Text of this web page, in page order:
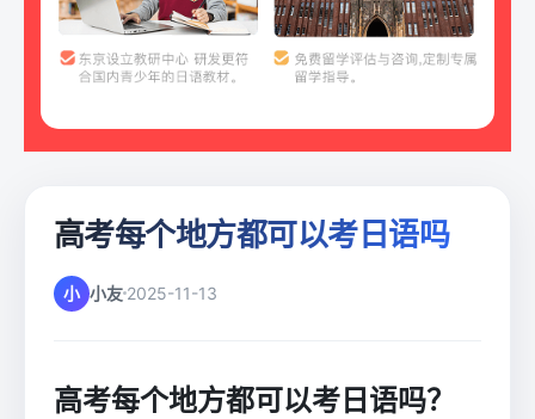
高考每个地方都可以考日语吗
小 小友 2025-11-13
高考每个地方都可以考日语吗？